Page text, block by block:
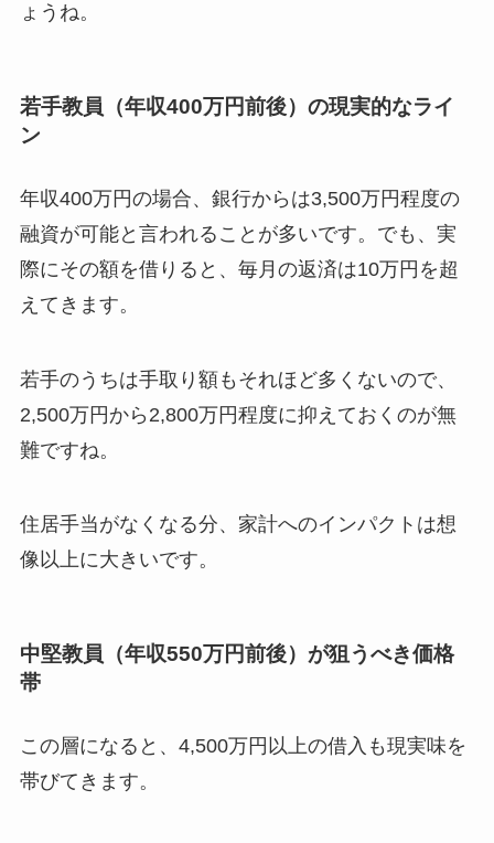
ょうね。
若手教員（年収400万円前後）の現実的なライ
ン
年収400万円の場合、銀行からは3,500万円程度の
融資が可能と言われることが多いです。でも、実
際にその額を借りると、毎月の返済は10万円を超
えてきます。
若手のうちは手取り額もそれほど多くないので、
2,500万円から2,800万円程度に抑えておくのが無
難ですね。
住居手当がなくなる分、家計へのインパクトは想
像以上に大きいです。
中堅教員（年収550万円前後）が狙うべき価格
帯
この層になると、4,500万円以上の借入も現実味を
帯びてきます。